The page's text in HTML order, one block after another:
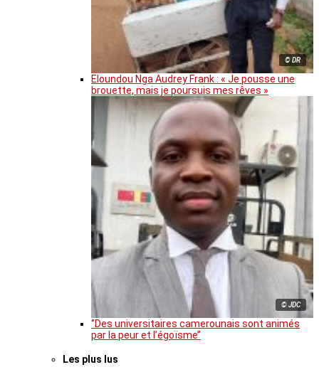
© DR
Eloundou Nga Audrey Frank : « Je pousse une
brouette, mais je poursuis mes rêves »
© JDC
‘’Des universitaires camerounais sont animés
par la peur et l’égoïsme’’
Les plus lus